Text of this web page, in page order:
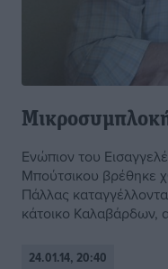
Ενώπιον του
Μπούτσικου βρέθηκε
Πάλλας
κάτοικο Καλαβάρδων,
24.01.14, 20:40